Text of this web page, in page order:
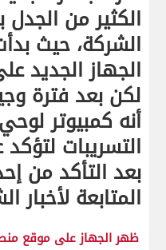
الكثير من الجدل
الشركة، حيث
الجهاز الجديد
لكن بعد فترة
أنه كمبيوتر
التسريبات
بعد التأكد من
المتابعة لأخبار